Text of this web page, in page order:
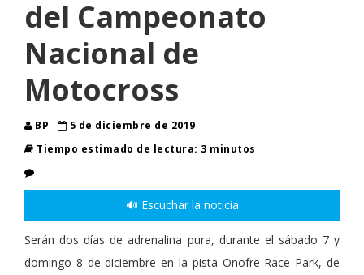
del Campeonato
Nacional de
Motocross
BP
5 de diciembre de 2019
Tiempo estimado de lectura: 3 minutos
🔊 Escuchar la noticia
Serán dos días de adrenalina pura, durante el sábado 7 y
domingo 8 de diciembre en la pista Onofre Race Park, de